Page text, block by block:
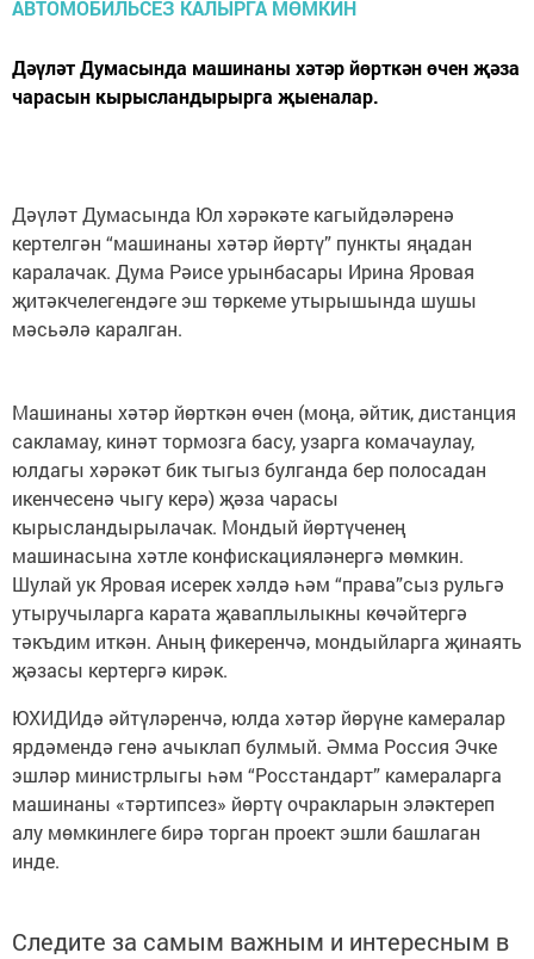
Дәүләт Думасында машинаны хәтәр йөрткән өчен җәза
чарасын кырысландырырга җыеналар.
Дәүләт Думасында Юл хәрәкәте кагыйдәләренә
кертелгән “машинаны хәтәр йөртү” пункты яңадан
каралачак. Дума Рәисе урынбасары Ирина Яровая
җитәкчелегендәге эш төркеме утырышында шушы
мәсьәлә каралган.
Машинаны хәтәр йөрткән өчен (моңа, әйтик, дистанция
сакламау, кинәт тормозга басу, узарга комачаулау,
юлдагы хәрәкәт бик тыгыз булганда бер полосадан
икенчесенә чыгу керә) җәза чарасы
кырысландырылачак. Мондый йөртүченең
машинасына хәтле конфискацияләнергә мөмкин.
Шулай ук Яровая исерек хәлдә һәм “права”сыз рульгә
утыручыларга карата җаваплылыкны көчәйтергә
тәкъдим иткән. Аның фикеренчә, мондыйларга җинаять
җәзасы кертергә кирәк.
ЮХИДИдә әйтүләренчә, юлда хәтәр йөрүне камералар
ярдәмендә генә ачыклап булмый. Әмма Россия Эчке
эшләр министрлыгы һәм “Росстандарт” камераларга
машинаны «тәртипсез» йөртү очракларын эләктереп
алу мөмкинлеге бирә торган проект эшли башлаган
инде.
Следите за самым важным и интересным в